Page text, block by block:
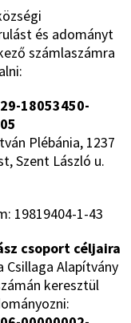
és adományt
számlaszámra
18053450-
Plébánia, 1237
Szent László u.
19819404-1-43
csoport céljaira
Csillaga Alapítvány
keresztül